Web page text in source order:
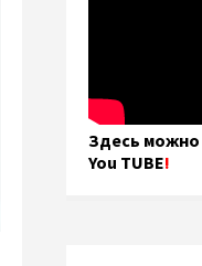
Здесь можно
You TUBE!